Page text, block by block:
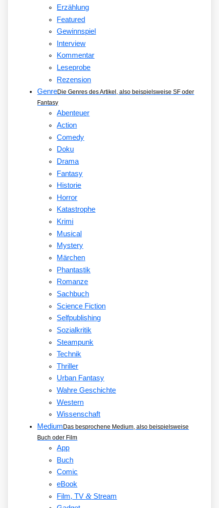
Erzählung
Featured
Gewinnspiel
Interview
Kommentar
Leseprobe
Rezension
GenreDie Genres des Artikel, also beispielsweise SF oder
Fantasy
Abenteuer
Action
Comedy
Doku
Drama
Fantasy
Historie
Horror
Katastrophe
Krimi
Musical
Mystery
Märchen
Phantastik
Romanze
Sachbuch
Science Fiction
Selfpublishing
Sozialkritik
Steampunk
Technik
Thriller
Urban Fantasy
Wahre Geschichte
Western
Wissenschaft
Medium Das besprochene Medium, also beispielsweise
Buch oder Film
App
Buch
Comic
eBook
Film, TV&Stream